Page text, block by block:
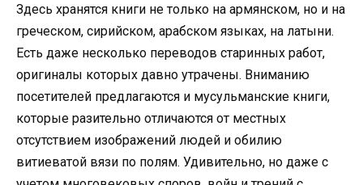
Здесь хранятся книги не только на армянском, но и на
греческом, сирийском, арабском языках, на латыни.
Есть даже несколько переводов старинных работ,
оригиналы которых давно утрачены. Вниманию
посетителей предлагаются и мусульманские книги,
которые разительно отличаются от местных
отсутствием изображений людей и обилию
витиеватой вязи по полям. Удивительно, но даже с